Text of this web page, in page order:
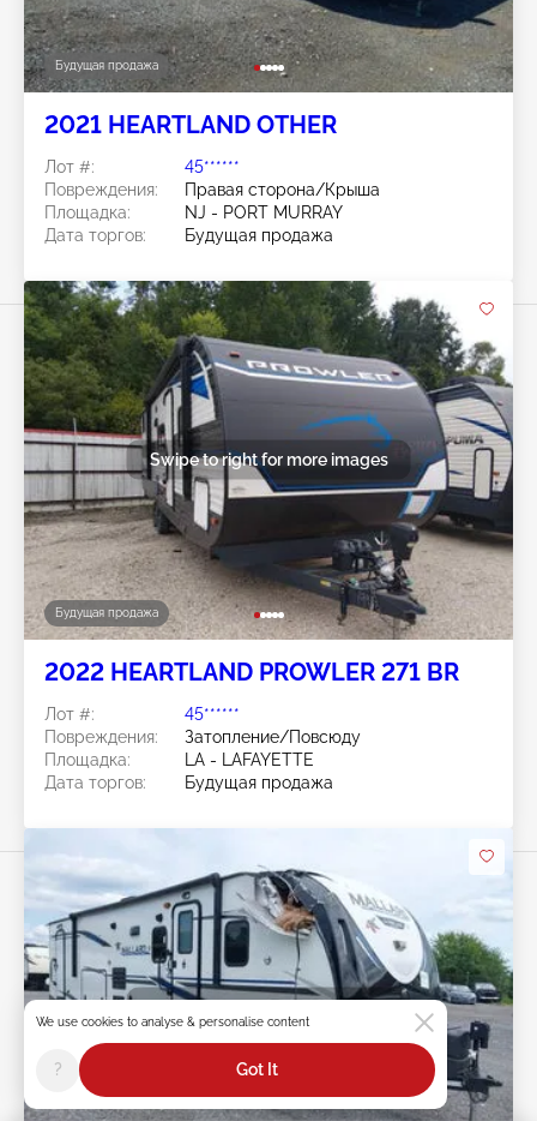
Будущая продажа
2021 HEARTLAND OTHER
Лот #:
45******
Повреждения:
Правая сторона/Крыша
Площадка:
NJ - PORT MURRAY
Дата торгов:
Будущая продажа
Будущая продажа
Swipe to right for more images
2022 HEARTLAND PROWLER 271 BR
Лот #:
45******
Повреждения:
Затопление/Повсюду
Площадка:
LA - LAFAYETTE
Дата торгов:
Будущая продажа
We use cookies to analyse & personalise content
? Got It